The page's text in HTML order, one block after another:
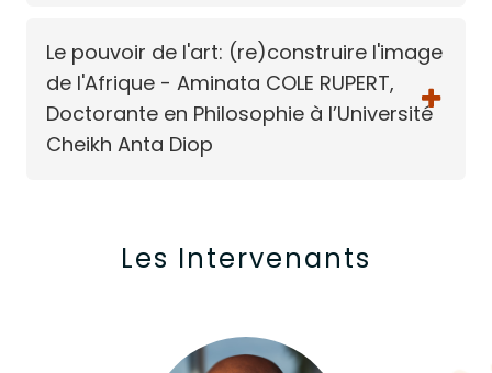
Le pouvoir de l'art: (re)construire l'image
de l'Afrique - Aminata COLE RUPERT,
Doctorante en Philosophie à l’Université
Cheikh Anta Diop
Les Intervenants